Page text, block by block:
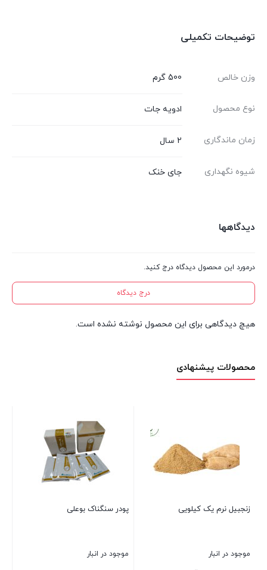
توضیحات تکمیلی
وزن خالص 500 گرم
نوع محصول ادویه جات
زمان ماندگاری 2 سال
شیوه نگهداری جای خنک
دیدگاهها
درمورد این محصول دیدگاه درج کنید.
درج دیدگاه
هیچ دیدگاهی برای این محصول نوشته نشده است.
محصولات پیشنهادی
زنجبیل نرم یک کیلویی
موجود در انبار
پودر سنگناک بوعلی
موجود در انبار